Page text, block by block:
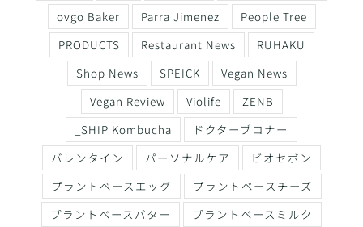
ovgo Baker
Parra Jimenez
People Tree
PRODUCTS
Restaurant News
RUHAKU
Shop News
SPEICK
Vegan News
Vegan Review
Violife
ZENB
_SHIP Kombucha
ドクターブロナー
バレンタイン
パーソナルケア
ビオセボン
プラントベースエッグ
プラントベースチーズ
プラントベースバター
プラントベースミルク